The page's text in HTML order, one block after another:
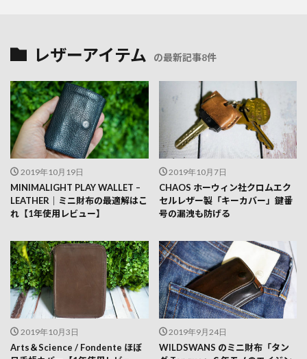
レザーアイテム の最新記事8件
2019年10月19日
MINIMALIGHT PLAY WALLET –
LEATHER｜ミニ財布の最適解はこ
れ【1年使用レビュー】
2019年10月7日
CHAOS ホーウィン社クロムエク
セルレザー製「キーカバー」鍵番
号の漏洩も防げる
2019年10月3日
Arts＆Science / Fondente ほぼ
2019年9月24日
WILDSWANS のミニ財布「タン